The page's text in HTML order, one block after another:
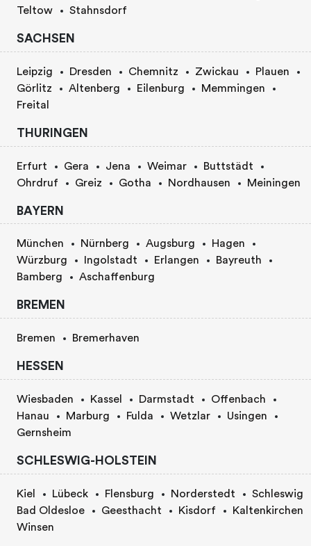
Teltow
Stahnsdorf
SACHSEN
Leipzig Dresden Chemnitz Zwickau
Plauen
Görlitz
Altenberg Eilenburg
Memmingen
Freital
THURINGEN
Erfurt Gera Jena Weimar
Buttstädt
Ohrdruf
Greiz Gotha Nordhausen Meiningen
BAYERN
München Nürnberg Augsburg
Hagen
Würzburg
Ingolstadt Erlangen
Bayreuth
Bamberg
Aschaffenburg
BREMEN
Bremen Bremerhaven
HESSEN
Wiesbaden Kassel Darmstadt
Offenbach
Hanau
Marburg Fulda Wetzlar
Usingen
Gernsheim
SCHLESWIG-HOLSTEIN
Kiel Lübeck Flensburg Norderstedt
Schleswig
Bad Oldesloe
Geesthacht Kisdorf
Kaltenkirchen
Winsen